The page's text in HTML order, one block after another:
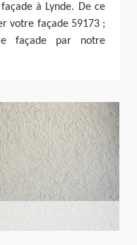
à Lynde. De ce
votre façade 59173 ;
façade par notre